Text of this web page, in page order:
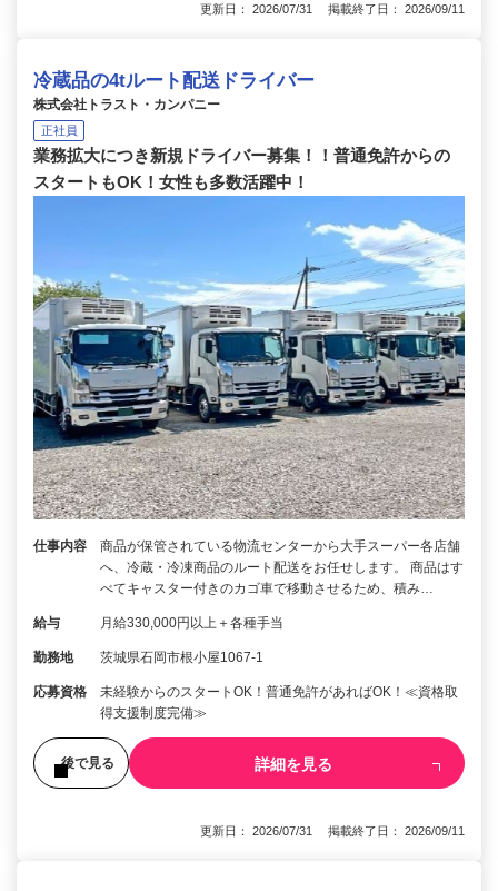
更新日： 2026/07/31 掲載終了日： 2026/09/11
冷蔵品の4tルート配送ドライバー
株式会社トラスト・カンパニー
正社員
業務拡大につき新規ドライバー募集！！普通免許からの
スタートもOK！女性も多数活躍中！
仕事内容
商品が保管されている物流センターから大手スーパー各店舗
へ、冷蔵・冷凍商品のルート配送をお任せします。 商品はす
べてキャスター付きのカゴ車で移動させるため、積み…
給与 月給330,000円以上＋各種手当
勤務地 茨城県石岡市根小屋1067-1
応募資格
未経験からのスタートOK！普通免許があればOK！≪資格取
得支援制度完備≫
後で見る 詳細を見る
更新日： 2026/07/31 掲載終了日： 2026/09/11